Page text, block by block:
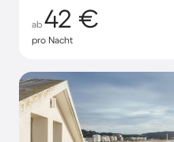
ab 42 €
pro Nacht